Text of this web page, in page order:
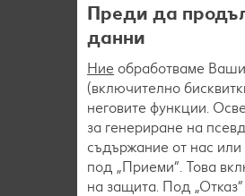
Преди да
данни
Ние обработваме
(включително
неговите функции.
за генериране на
съдържание от нас или
под „Приеми“. Това
на защита. Под